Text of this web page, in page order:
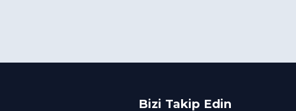
Bizi Takip Edin